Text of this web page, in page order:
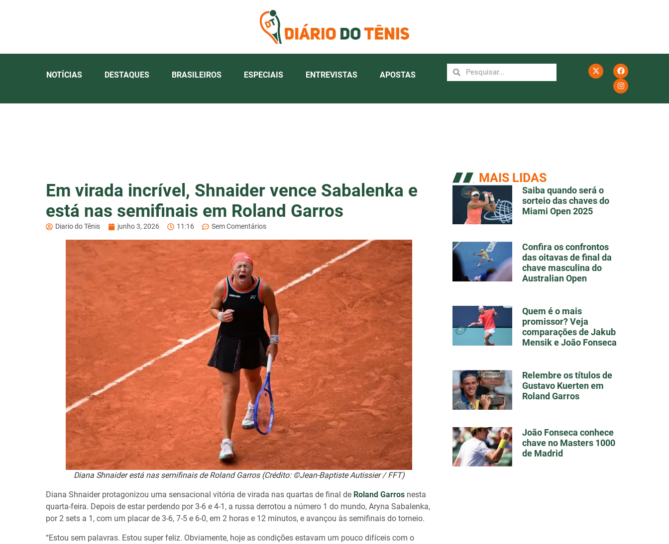
NOTÍCIAS DESTAQUES BRASILEIROS ESPECIAIS ENTREVISTAS APOSTAS
Em virada incrível, Shnaider vence Sabalenka e
está nas semifinais em Roland Garros
Diario do Tênis junho 3, 2026 11:16 Sem Comentários
Diana Shnaider está nas semifinais de Roland Garros (Crédito: ©Jean-Baptiste Autissier / FFT)
Diana Shnaider protagonizou uma sensacional vitória de virada nas quartas de final de Roland Garros nesta
quarta-feira. Depois de estar perdendo por 3-6 e 4-1, a russa derrotou a número 1 do mundo, Aryna Sabalenka,
por 2 sets a 1, com um placar de 3-6, 7-5 e 6-0, em 2 horas e 12 minutos, e avançou às semifinais do torneio.
“Estou sem palavras. Estou super feliz. Obviamente, hoje as condições estavam um pouco difíceis com o
MAIS LIDAS
Saiba quando será o
sorteio das chaves do
Miami Open 2025
Confira os confrontos
das oitavas de final da
chave masculina do
Australian Open
Quem é o mais
promissor? Veja
comparações de Jakub
Mensik e João Fonseca
Relembre os títulos de
Gustavo Kuerten em
Roland Garros
João Fonseca conhece
chave no Masters 1000
de Madrid